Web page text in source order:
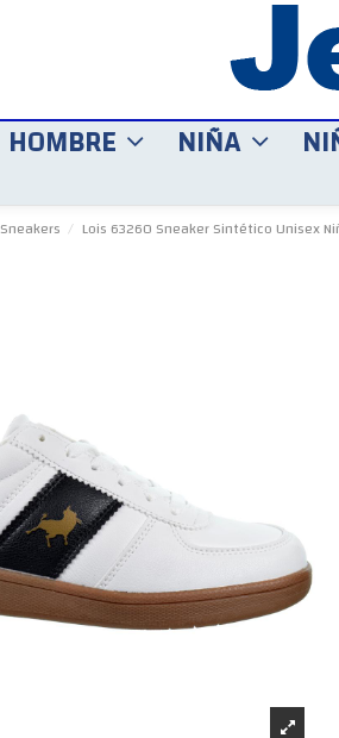
HOMBRE NIÑA
Sneakers Lois 63260 Sneaker Sintético Unisex